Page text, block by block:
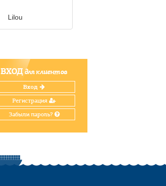
Lilou
ВХОДдля клиентов
Вход
Регистрация
Забыли пароль?